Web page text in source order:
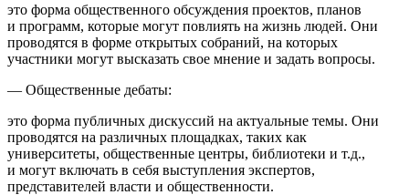
это форма общественного обсуждения проектов, планов
и программ, которые могут повлиять на жизнь людей. Они
проводятся в форме открытых собраний, на которых
участники могут высказать свое мнение и задать вопросы.
— Общественные дебаты:
это форма публичных дискуссий на актуальные темы. Они
проводятся на различных площадках, таких как
университеты, общественные центры, библиотеки и т.д.,
и могут включать в себя выступления экспертов,
представителей власти и общественности.